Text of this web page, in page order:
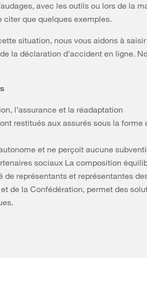
avec les outils ou lors de la
citer que quelques exemples.
situation, nous vous aidons à
la déclaration d’accident en ligne.
l’assurance et la réadaptation
restitués aux assurés sous la forme
et ne perçoit aucune
sociaux La composition
de représentants et représentantes
de la Confédération, permet des